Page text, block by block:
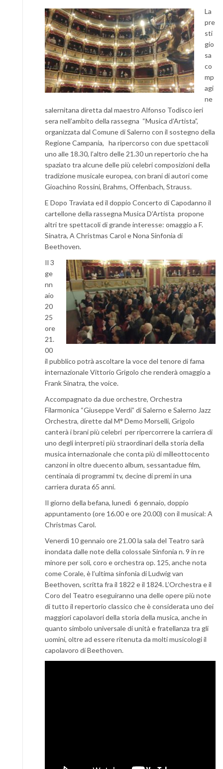
La
pre
sti
gio
sa
co
mp
agi
ne
salernitana diretta dal maestro Alfonso Todisco ieri
sera nell’ambito della rassegna “Musica d’Artista”,
organizzata dal Comune di Salerno con il sostegno della
Regione Campania, ha ripercorso con due spettacoli
uno alle 18.30, l’altro delle 21.30 un repertorio che ha
spaziato tra alcune delle più celebri composizioni della
tradizione musicale europea, con brani di autori come
Gioachino Rossini, Brahms, Offenbach, Strauss.
E Dopo Traviata ed il doppio Concerto di Capodanno il
cartellone della rassegna Musica D’Artista propone
altri tre spettacoli di grande interesse: omaggio a F.
Sinatra, A Christmas Carol e Nona Sinfonia di
Beethoven.
Il 3
ge
nn
aio
20
25
ore
21.
00
il pubblico potrà ascoltare la voce del tenore di fama
internazionale Vittorio Grigolo che renderà omaggio a
Frank Sinatra, the voice.
Accompagnato da due orchestre, Orchestra
Filarmonica “Giuseppe Verdi” di Salerno e Salerno Jazz
Orchestra, dirette dal M° Demo Morselli, Grigolo
canterà i brani più celebri per ripercorrere la carriera di
uno degli interpreti più straordinari della storia della
musica internazionale che conta più di milleottocento
canzoni in oltre duecento album, sessantadue film,
centinaia di programmi tv, decine di premi in una
carriera durata 65 anni.
Il giorno della befana, lunedì 6 gennaio, doppio
appuntamento (ore 16.00 e ore 20.00) con il musical: A
Christmas Carol.
Venerdì 10 gennaio ore 21.00 la sala del Teatro sarà
inondata dalle note della colossale Sinfonia n. 9 in re
minore per soli, coro e orchestra op. 125, anche nota
come Corale, è l’ultima sinfonia di Ludwig van
Beethoven, scritta fra il 1822 e il 1824. L’Orchestra e il
Coro del Teatro eseguiranno una delle opere più note
di tutto il repertorio classico che è considerata uno dei
maggiori capolavori della storia della musica, anche in
quanto simbolo universale di unità e fratellanza tra gli
uomini, oltre ad essere ritenuta da molti musicologi il
capolavoro di Beethoven.